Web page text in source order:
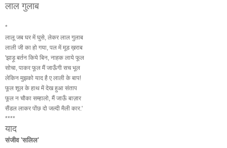
लाल गुलाब
*
लालू जब घर में घुसे, लेकर लाल गुलाब
लाली जी का हो गया, पल में मूड ख़राब
'झाड़ू बर्तन किये बिन, नाहक लाये फूल
सोचा, पाकर फूल मैं जाऊँगी सच भूल
लेकिन मुझको याद है ए लाली के बाप!
फूल शूल के हाथ में देख हुआ संताप
फूल न चौका सम्हालो, मैं जाऊँ बाज़ार
सैंडल लाकर पोंछ दो जल्दी मैली कार.'
****
याद
संजीव 'सलिल'